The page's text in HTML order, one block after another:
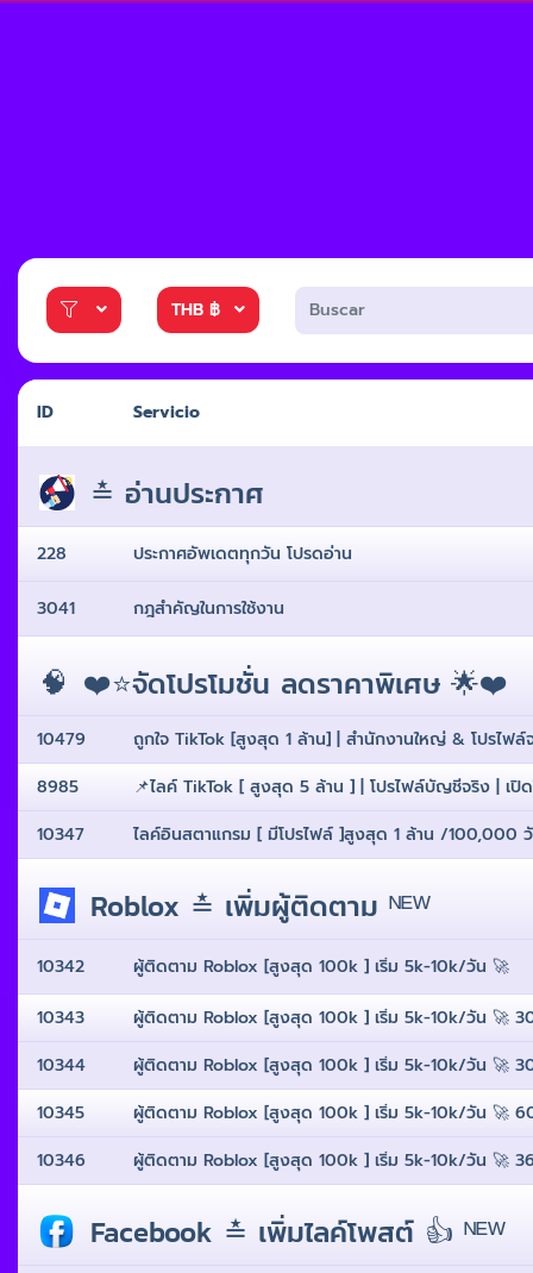
THB ฿
ID Servicio
≛ อ่านประกาศ
228 ประกาศอัพเดตทุกวัน โปรดอ่าน
3041 กฎสำคัญในการใช้งาน
🧠 ❤️⭐️จัดโปรโมชั่น ลดราคาพิเศษ 🌟❤️
10479
ถูกใจ TikTok [สูงสุด 1 ล้าน] | สํานักงานใหญ่ & โปรไ
8985
📌ไลค์ TikTok [ สูงสุด 5 ล้าน ] | โปรไฟล์บัญชีจริง | เ
10347
ไลค์อินสตาแกรม [ มีโปรไฟล์ ]สูงสุด 1 ล้าน /100,000
Roblox ≛ เพิ่มผู้ติดตาม ᴺᴱᵂ
10342 ผู้ติดตาม Roblox [สูงสุด 100k ] เริ่ม 5k-10k/วัน 🚀
10343
ผู้ติดตาม Roblox [สูงสุด 100k ] เริ่ม 5k-10k/วัน 🚀
10344
ผู้ติดตาม Roblox [สูงสุด 100k ] เริ่ม 5k-10k/วัน 🚀
10345
ผู้ติดตาม Roblox [สูงสุด 100k ] เริ่ม 5k-10k/วัน 🚀
10346
ผู้ติดตาม Roblox [สูงสุด 100k ] เริ่ม 5k-10k/วัน 🚀
Facebook ≛ เพิ่มไลค์โพสต์ 👍 ᴺᴱᵂ